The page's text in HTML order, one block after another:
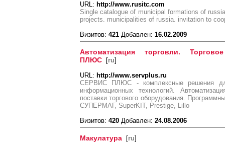
URL: http://www.rusitc.com
Single catalogue of municipal formations of
projects. municipalities of russia. invitation to
Визитов: 421 Добавлен: 16.02.2009
Автоматизация торговли.
ПЛЮС [ru]
URL: http://www.servplus.ru
СЕРВИС ПЛЮС - комплексные решения
информационных технологий.
поставки торгового оборудования.
СУПЕРМАГ, SuperKIT, Prestige, Lillo
Визитов: 420 Добавлен: 24.08.2006
Макулатура [ru]